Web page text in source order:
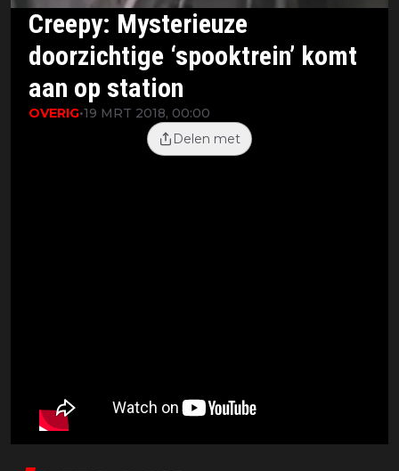
Creepy: Mysterieuze
doorzichtige ‘spooktrein’ komt
aan op station
OVERIG•19 MRT 2018, 00:00
Delen met